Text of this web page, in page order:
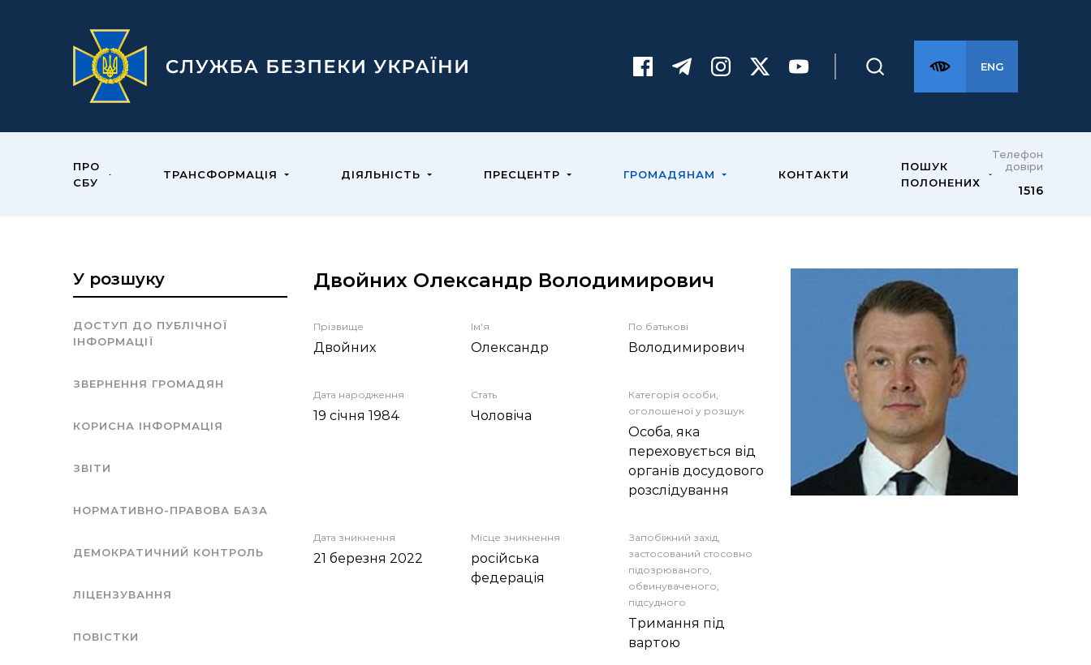
ENG
ПРО
СБУ
ТРАНСФОРМАЦІЯ ДІЯЛЬНІСТЬ ПРЕСЦЕНТР ГРОМАДЯНАМ КОНТАКТИ
ПОШУК
ПОЛОНЕНИХ
Телефон
довіри
1516
У розшуку
ДОСТУП ДО ПУБЛІЧНОЇ
ІНФОРМАЦІЇ
ЗВЕРНЕННЯ ГРОМАДЯН
КОРИСНА ІНФОРМАЦІЯ
ЗВІТИ
НОРМАТИВНО-ПРАВОВА БАЗА
ДЕМОКРАТИЧНИЙ КОНТРОЛЬ
ЛІЦЕНЗУВАННЯ
ПОВІСТКИ
Двойних Олександр Володимирович
Прізвище
Двойних
Ім'я
Олександр
По батькові
Володимирович
Дата народження
19 січня 1984
Стать
Чоловіча
Категорія особи,
оголошеної у розшук
Особа, яка
переховується від
органів досудового
розслідування
Дата зникнення
21 березня 2022
Місце зникнення
російська
федерація
Запобіжний захід,
застосований стосовно
підозрюваного,
обвинуваченого,
підсудного
Тримання під
вартою